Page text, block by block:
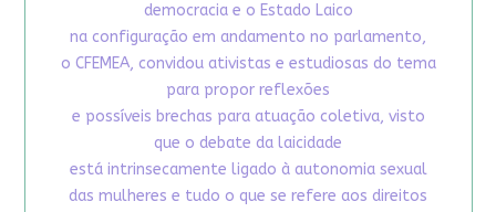
democracia e o Estado Laico
na configuração em andamento no parlamento,
o CFEMEA, convidou ativistas e estudiosas do tema
para propor reflexões
e possíveis brechas para atuação coletiva, visto
que o debate da laicidade
está intrinsecamente ligado à autonomia sexual
das mulheres e tudo o que se refere aos direitos